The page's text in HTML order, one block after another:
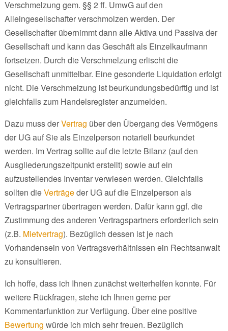
Verschmelzung gem. §§ 2 ff. UmwG auf den
Alleingesellschafter verschmolzen werden. Der
Gesellschafter übernimmt dann alle Aktiva und Passiva der
Gesellschaft und kann das Geschäft als Einzelkaufmann
fortsetzen. Durch die Verschmelzung erlischt die
Gesellschaft unmittelbar. Eine gesonderte Liquidation erfolgt
nicht. Die Verschmelzung ist beurkundungsbedürftig und ist
gleichfalls zum Handelsregister anzumelden.
Dazu muss derVertrag über den Übergang des Vermögens
der UG auf Sie als Einzelperson notariell beurkundet
werden. Im Vertrag sollte auf die letzte Bilanz (auf den
Ausgliederungszeitpunkt erstellt) sowie auf ein
aufzustellendes Inventar verwiesen werden. Gleichfalls
sollten dieVerträgeder UG auf die Einzelperson als
Vertragspartner übertragen werden. Dafür kann ggf. die
Zustimmung des anderen Vertragspartners erforderlich sein
(z.B. Mietvertrag). Bezüglich dessen ist je nach
Vorhandensein von Vertragsverhältnissen ein Rechtsanwalt
zu konsultieren.
Ich hoffe, dass ich Ihnen zunächst weiterhelfen konnte. Für
weitere Rückfragen, stehe ich Ihnen gerne per
Kommentarfunktion zur Verfügung. Über eine positive
Bewertung würde ich mich sehr freuen. Bezüglich